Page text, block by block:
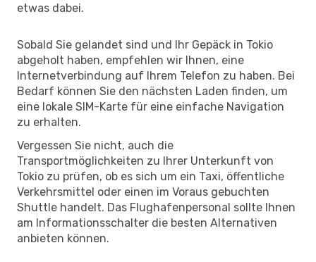
etwas dabei.
Sobald Sie gelandet sind und Ihr Gepäck in Tokio
abgeholt haben, empfehlen wir Ihnen, eine
Internetverbindung auf Ihrem Telefon zu haben. Bei
Bedarf können Sie den nächsten Laden finden, um
eine lokale SIM-Karte für eine einfache Navigation
zu erhalten.
Vergessen Sie nicht, auch die
Transportmöglichkeiten zu Ihrer Unterkunft von
Tokio zu prüfen, ob es sich um ein Taxi, öffentliche
Verkehrsmittel oder einen im Voraus gebuchten
Shuttle handelt. Das Flughafenpersonal sollte Ihnen
am Informationsschalter die besten Alternativen
anbieten können.